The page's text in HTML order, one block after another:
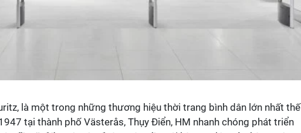
là một trong những thương hiệu thời trang bình dân lớn nhất thế
tại thành phố Västerås, Thụy Điển, HM nhanh chóng phát triển